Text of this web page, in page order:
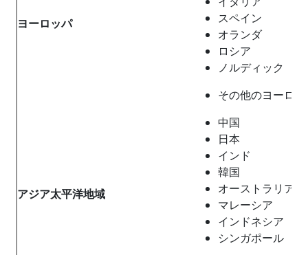
ヨーロッパ
スペイン
オランダ
ロシア
ノルディック
その他のヨーロ
アジア太平洋地域
中国
日本
インド
韓国
オーストラリア
マレーシア
インドネシア
シンガポール